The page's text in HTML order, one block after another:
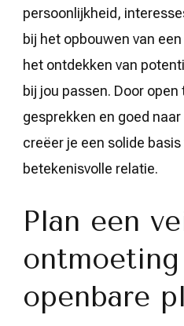
persoonlijkheid,
bij het opbouwen van
het ontdekken van
bij jou passen. Door
gesprekken en goed
creëer je een solide basis
betekenisvolle relatie.
Plan een
openbare